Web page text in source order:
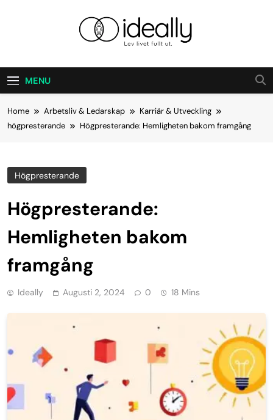
Ideally
MENU
Home Arbetsliv & Ledarskap
Karriär & Utveckling
högpresterande
Högpresterande: Hemligheten bakom framgång
Högpresterande
Högpresterande:
Hemligheten bakom
framgång
Ideally Augusti 2, 2024 0 18 Mins